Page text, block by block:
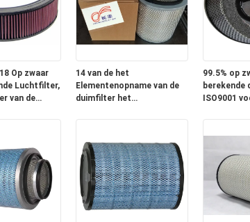
Op zwaar
Luchtfilter,
van de
14 van de het
Elementenopname van de
duimfilter het
99.5% op
berekende
ISO9001